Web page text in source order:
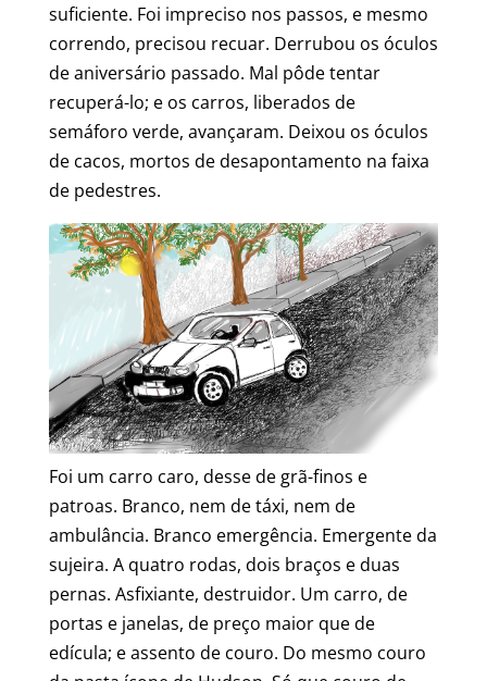
suficiente. Foi impreciso nos passos, e mesmo
correndo, precisou recuar. Derrubou os óculos
de aniversário passado. Mal pôde tentar
recuperá-lo; e os carros, liberados de
semáforo verde, avançaram. Deixou os óculos
de cacos, mortos de desapontamento na faixa
de pedestres.
Foi um carro caro, desse de grã-finos e
patroas. Branco, nem de táxi, nem de
ambulância. Branco emergência. Emergente da
sujeira. A quatro rodas, dois braços e duas
pernas. Asfixiante, destruidor. Um carro, de
portas e janelas, de preço maior que de
edícula; e assento de couro. Do mesmo couro